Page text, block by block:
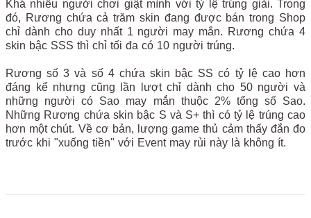
Khá nhiều người chơi giật mình với tỷ lệ trúng giải. Trong
đó, Rương chứa cả trăm skin đang được bán trong Shop
chỉ dành cho duy nhất 1 người may mắn. Rương chứa 4
skin bậc SSS thì chỉ tối đa có 10 người trúng.
Rương số 3 và số 4 chứa skin bậc SS có tỷ lệ cao hơn
đáng kể nhưng cũng lần lượt chỉ dành cho 50 người và
những người có Sao may mắn thuộc 2% tổng số Sao.
Những Rương chứa skin bậc S và S+ thì có tỷ lệ trúng cao
hơn một chút. Về cơ bản, lượng game thủ cảm thấy đắn đo
trước khi "xuống tiền" với Event may rủi này là không ít.